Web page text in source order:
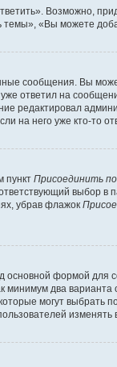
Возможно,
«Вы можете
сообщения. Вы
ответил на
редактировал
на него уже кто-то
пункт Присоединить
выбор в
убрав флажок
основной формой для
минимум два варианта
могут выбрать
изменять